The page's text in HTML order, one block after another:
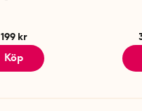
199 kr
Köp